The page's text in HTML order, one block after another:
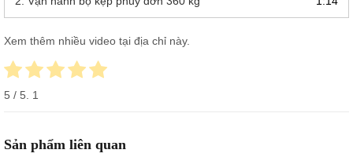
Xem thêm nhiều video tại địa chỉ này.
5 / 5. 1
Sản phẩm liên quan